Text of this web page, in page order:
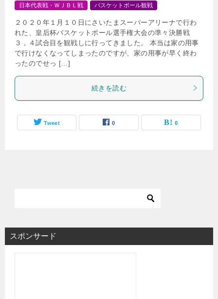
日本代表戦・ＷＪＢＬ戦
バスケットボール観戦
２０２０年１月１０日にさいたまスーパーアリーナで行わ
れた、皇后杯バスケットボール選手権大会の準々決勝戦
３，４試合目を観戦しに行ってきました。 本当は家の用事
で行けなくなってしまったのですが、家の用事が早く終わ
ったのでせっ […]
続きを読む
Tweet 0 0
スポンサード